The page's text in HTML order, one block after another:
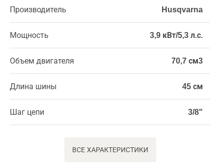
Производитель Husqvarna
Мощность 3,9 кВт/5,3 л.с.
Объем двигателя 70,7 см3
Длина шины 45 см
Шаг цепи 3/8"
ВСЕ ХАРАКТЕРИСТИКИ